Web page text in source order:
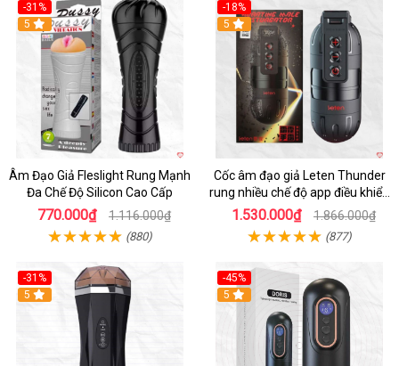
-31%
5
Âm Đạo Giả Fleslight Rung Mạnh
Đa Chế Độ Silicon Cao Cấp
770.000₫ 1.116.000₫
(880)
-18%
5
Cốc âm đạo giả Leten Thunder
rung nhiều chế độ app điều khiển
tiện lợi
1.530.000₫ 1.866.000₫
(877)
-31%
5
-45%
Hot
5